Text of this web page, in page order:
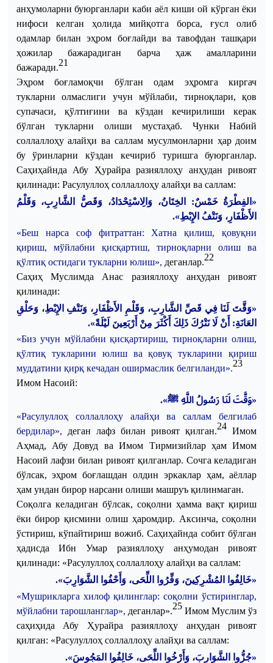
анҳумоларни буюрганлари каби аёл киши ой кўрган ёки
нифоси
келган ҳолида мийқотга борса,ғусл
олиб
одамлар билан эҳром боғлайди ва тавофдан
ташқари
ҳожилар
бажарадиган барча ҳаж
амалларини
бажаради.21
Эҳром боғламоқчи бўлган одам эҳромга киргач
тукларни
олмаслиги учун мўйлаби, тирноқлари,қов
супачаси, қўлтиғини ва кўздан кечирилиши
керак
бўлган
тукларни олиши мустаҳаб. Чунки
Набий
соллаллоҳу алайҳи ва саллам мусулмонларни ҳар доим
бу
ўринларни кўздан кечириб туришга буюрганлар.
Саҳиҳайнда
Абу Ҳурайра разияллоҳу анҳудан
ривоят
қилинади: Расулуллоҳ соллаллоҳу алайҳи ва саллам:
«الفِطْرَةُ خَمْسٌ: الخِتَانُ، وَالِاسْتِحْدَادُ، وَقَصُّ الشَّارِبِ، وَقَلْمُ
الأَظْفَارِ، وَنَتْفُ الإِبْطِ».
«Беш нарса соф фитраттан: Хатна қилиш,қовуқни
қириш, мўйлабни қисқартиш,тирноқларни олиш
ва
қўлтиқ остидаги тукларни юлиш», деганлар.22
Саҳиҳ
Муслимда Анас разияллоҳу анҳудан
ривоят
қилинади:
«وَقَّتَ لَنَا فِي قَصِّ الشَّارِبِ، وَقَلْمِ الأَظْفَارِ، وَنَتْفِ الإِبْطِ، وَحَلْقِ
العَانَةِ: أَنْ لَا نَتْرُكَ ذَلِكَ أَكْثَرَ مِنْ أَرْبَعِينَ لَيْلَةً».
«Биз учун мўйлабни қисқартириш,тирноқларни олиш,
қўлтиқ
тукларини юлиш ва қовуқ тукларини
қириш
муддатини қирқ кечадан оширмаслик белгиланди».23
Имом Насоий:
«وَقَّتَ لَنَا رَسُولُ اللَّهِ ﷺ».
«Расулуллоҳ соллаллоҳу алайҳи ва саллам
белгилаб
бердилар», деган лафз билан ривоят қилган.24 Имом
Аҳмад, Абу Довуд ва Имом Тирмизийлар ҳам Имом
Насоий лафзи билан ривоят қилганлар. Сочга келадиган
бўлсак,эҳром боғлашдан олдин эркаклар ҳам,аёллар
ҳам ундан бирор нарсани олиши машруъ қилинмаган.
Соқолга келадиган бўлсак,соқолни ҳамма вақт қириш
ёки бирор қисмини олиш ҳаромдир. Аксинча,соқолни
ўстириш,кўпайтириш вожиб.Саҳиҳайнда собит бўлган
ҳадисда
Ибн Умар разияллоҳу анҳумодан
ривоят
қилинади: «Расулуллоҳ соллаллоҳу алайҳи ва саллам:
«خَالِفُوا المُشْرِكِينَ، وَفِّرُوا اللِّحَى، وَأَحْفُوا الشَّوَارِبَ».
«Мушрикларга хилоф қилинглар:соқолни ўстиринглар,
мўйлабни тарошланглар», деганлар».25 Имом Муслим ўз
саҳиҳида
Абу Ҳурайра разияллоҳу анҳудан
ривоят
қилган: «Расулуллоҳ соллаллоҳу алайҳи ва саллам:
«جُزُّوا الشَّوَارِبَ، وَأَرْخُوا اللِّحَى، خَالِفُوا المَجُوسَ».